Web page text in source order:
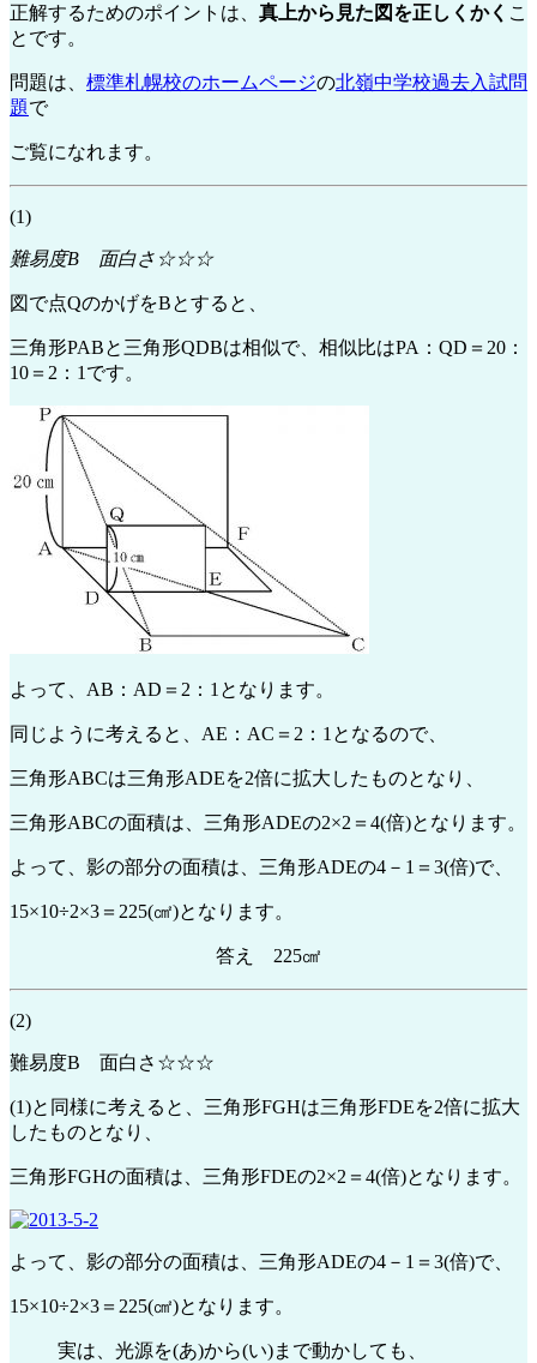
正解するためのポイントは、 真上から見た図を正しくかく こ
とです。
問題は、 標準札幌校のホームページの北嶺中学校過去入試問
題で
ご覧になれます。
(1)
難易度B 面白さ☆☆☆
図で点QのかげをBとすると、
三角形PABと三角形QDBは相似で、相似比はPA：QD＝20：
10＝2：1です。
よって、AB：AD＝2：1となります。
同じように考えると、AE：AC＝2：1となるので、
三角形ABCは三角形ADEを2倍に拡大したものとなり、
三角形ABCの面積は、三角形ADEの2×2＝4(倍)となります。
よって、影の部分の面積は、三角形ADEの4－1＝3(倍)で、
15×10÷2×3＝225(㎠)となります。
答え 225㎠
(2)
難易度B 面白さ☆☆☆
(1)と同様に考えると、三角形FGHは三角形FDEを2倍に拡大
したものとなり、
三角形FGHの面積は、三角形FDEの2×2＝4(倍)となります。
よって、影の部分の面積は、三角形ADEの4－1＝3(倍)で、
15×10÷2×3＝225(㎠)となります。
実は、光源を(あ)から(い)まで動かしても、